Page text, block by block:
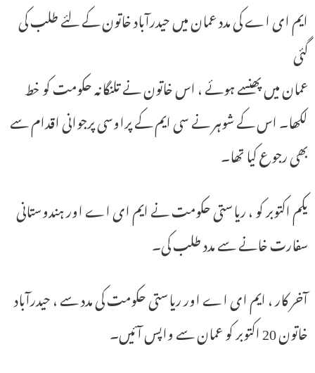
ایم ای اے کی مدد عمان میں حیدرآباد خاتون کے لئے طلب کی
گئی
عمان میں پھنسے ہوئے ، اس خاتون نے تلنگانہ حکومت کو خط
لکھا۔ اس کے شوہر نے سی ایم کے پراوسی پرجوانی اقدام سے
بھی رجوع کیا تھا۔
یکم اکتوبر کو ، ریاستی حکومت نے ایم ای اے اور ہندوستانی
سفارت خانے سے مدد طلب کی۔
آخر کار ، ایم ای اے اور ریاستی حکومت کی مدد سے ، حیدرآباد
خاتون 20 اکتوبر کو عمان سے واپس آئیں۔